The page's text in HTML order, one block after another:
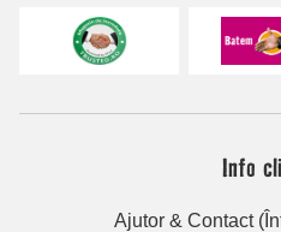
Info
Ajutor & Contact